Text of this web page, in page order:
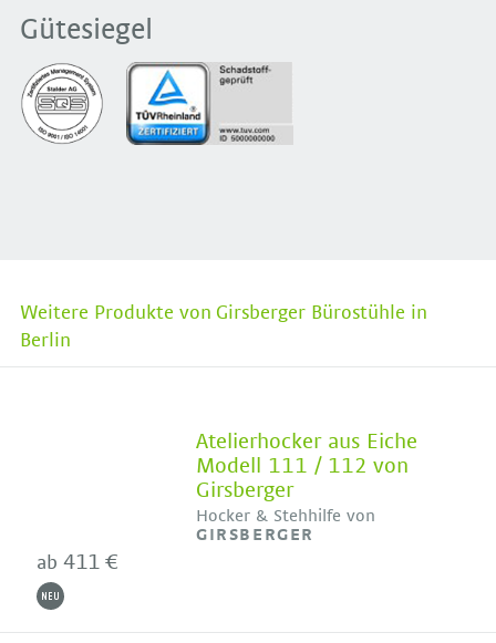
Gütesiegel
Weitere Produkte von Girsberger Bürostühle in
Berlin
Atelierhocker aus Eiche
Modell 111 / 112 von
Girsberger
Hocker & Stehhilfe von
GIRSBERGER
ab 411 €